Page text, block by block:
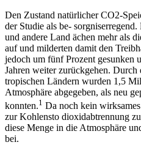
Den Zustand natürlicher CO2-
der Studie als be-
und andere Land ächen mehr als
auf und milderten damit den
jedoch um fünf Prozent gesunken
Jahren weiter zurückgehen.
tropischen Ländern wurden 1,5
Atmosphäre abgegeben, als neu
konnten.1 Da noch kein
zur Kohlensto dioxidabtrennung
diese Menge in die Atmosphäre
bei.